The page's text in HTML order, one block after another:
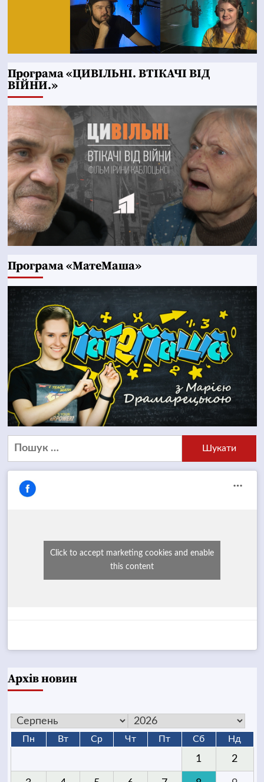
Програма «ЦИВІЛЬНІ. ВТІКАЧІ ВІД
ВІЙНИ.»
Програма «МатеМаша»
Пошук:
Click to accept marketing cookies and enable
this content
Архів новин
Пн Вт Ср Чт Пт Сб Нд
1 2